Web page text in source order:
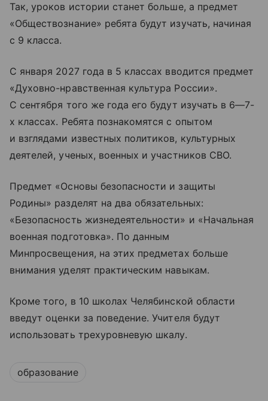
Так, уроков истории станет больше, а предмет
«Обществознание» ребята будут изучать, начиная
с 9 класса.
С января 2027 года в 5 классах вводится предмет
«Духовно-нравственная культура России».
С сентября того же года его будут изучать в 6—7-
х классах. Ребята познакомятся с опытом
и взглядами известных политиков, культурных
деятелей, ученых, военных и участников СВО.
Предмет «Основы безопасности и защиты
Родины» разделят на два обязательных:
«Безопасность жизнедеятельности» и «Начальная
военная подготовка». По данным
Минпросвещения, на этих предметах больше
внимания уделят практическим навыкам.
Кроме того, в 10 школах Челябинской области
введут оценки за поведение. Учителя будут
использовать трехуровневую шкалу.
образование